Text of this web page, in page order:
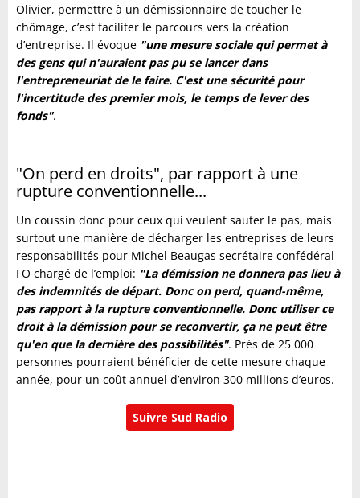
Olivier, permettre à un démissionnaire de toucher le
chômage, c’est faciliter le parcours vers la création
d’entreprise. Il évoque "une mesure sociale qui permet à
des gens qui n'auraient pas pu se lancer dans
l'entrepreneuriat de le faire. C'est une sécurité pour
l'incertitude des premier mois, le temps de lever des
fonds".
"On perd en droits", par rapport à une
rupture conventionnelle...
Un coussin donc pour ceux qui veulent sauter le pas, mais
surtout une manière de décharger les entreprises de leurs
responsabilités pour Michel Beaugas secrétaire confédéral
FO chargé de l’emploi: "La démission ne donnera pas lieu à
des indemnités de départ. Donc on perd, quand-même,
pas rapport à la rupture conventionnelle. Donc utiliser ce
droit à la démission pour se reconvertir, ça ne peut être
qu'en que la dernière des possibilités". Près de 25 000
personnes pourraient bénéficier de cette mesure chaque
année, pour un coût annuel d’environ 300 millions d’euros.
Suivre Sud Radio